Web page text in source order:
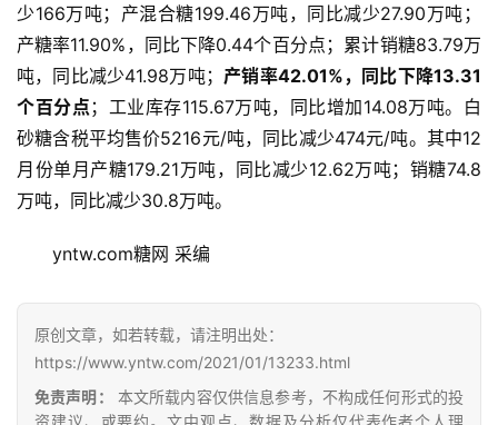
首
云
糖
网
公
众
少166万吨；产混合糖199.46万吨，同比减少27.90万吨；
产糖率11.90%，同比下降0.44个百分点；累计销糖83.79万
吨，同比减少41.98万吨； 产销率42.01%，同比下降13.31
个百分点 ；工业库存115.67万吨，同比增加14.08万吨。白
砂糖含税平均售价5216元/吨，同比减少474元/吨。其中12
月份单月产糖179.21万吨，同比减少12.62万吨；销糖74.8
万吨，同比减少30.8万吨。
yntw.com糖网 采编
原创文章，如若转载，请注明出处：
https://www.yntw.com/2021/01/13233.html
免责声明：
本文所载内容仅供信息参考，不构成任何形式的投
资建议、或要约。文中观点、数据及分析仅代表作者个人理